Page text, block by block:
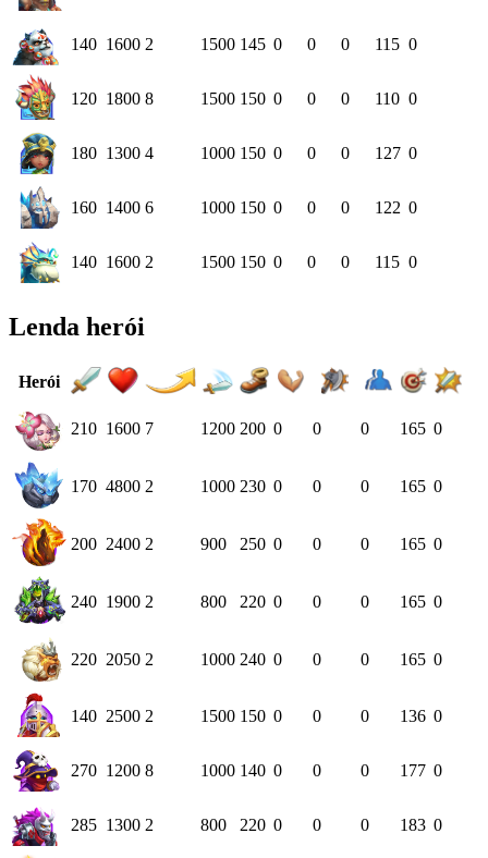
140 1600 2 1500 145 0 0 0 115 0
120 1800 8 1500 150 0 0 0 110 0
180 1300 4 1000 150 0 0 0 127 0
160 1400 6 1000 150 0 0 0 122 0
140 1600 2 1500 150 0 0 0 115 0
Lenda herói
Herói
210 1600 7 1200 200 0 0 0 165 0
170 4800 2 1000 230 0 0 0 165 0
200 2400 2 900 250 0 0 0 165 0
240 1900 2 800 220 0 0 0 165 0
220 2050 2 1000 240 0 0 0 165 0
140 2500 2 1500 150 0 0 0 136 0
270 1200 8 1000 140 0 0 0 177 0
285 1300 2 800 220 0 0 0 183 0